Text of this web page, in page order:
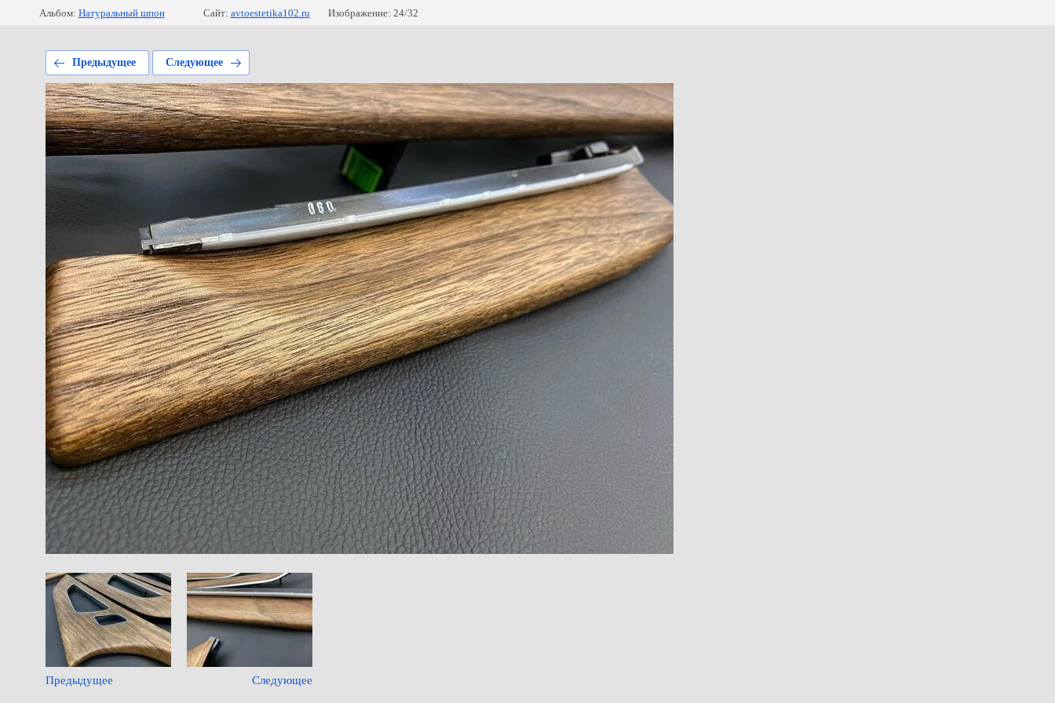
Альбом: Натуральный шпон Сайт: avtoestetika102.ru Изображение: 24/32
Предыдущее Следующее
Предыдущее Следующее